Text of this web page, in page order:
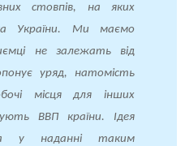
стовпів, на яких
України. Ми маємо
не залежать від
уряд, натомість
місця для інших
ВВП країни. Ідея
у наданні таким